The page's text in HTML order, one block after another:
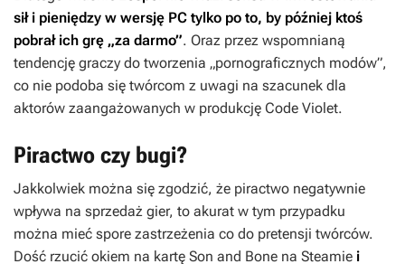
sił i pieniędzy w wersję PC tylko po to, by później ktoś
pobrał ich grę „za darmo”. Oraz przez wspomnianą
tendencję graczy do tworzenia „pornograficznych modów”,
co nie podoba się twórcom z uwagi na szacunek dla
aktorów zaangażowanych w produkcję Code Violet.
Piractwo czy bugi?
Jakkolwiek można się zgodzić, że piractwo negatywnie
wpływa na sprzedaż gier, to akurat w tym przypadku
można mieć spore zastrzeżenia co do pretensji twórców.
Dość rzucić okiem na kartę Son and Bone na Steamie i